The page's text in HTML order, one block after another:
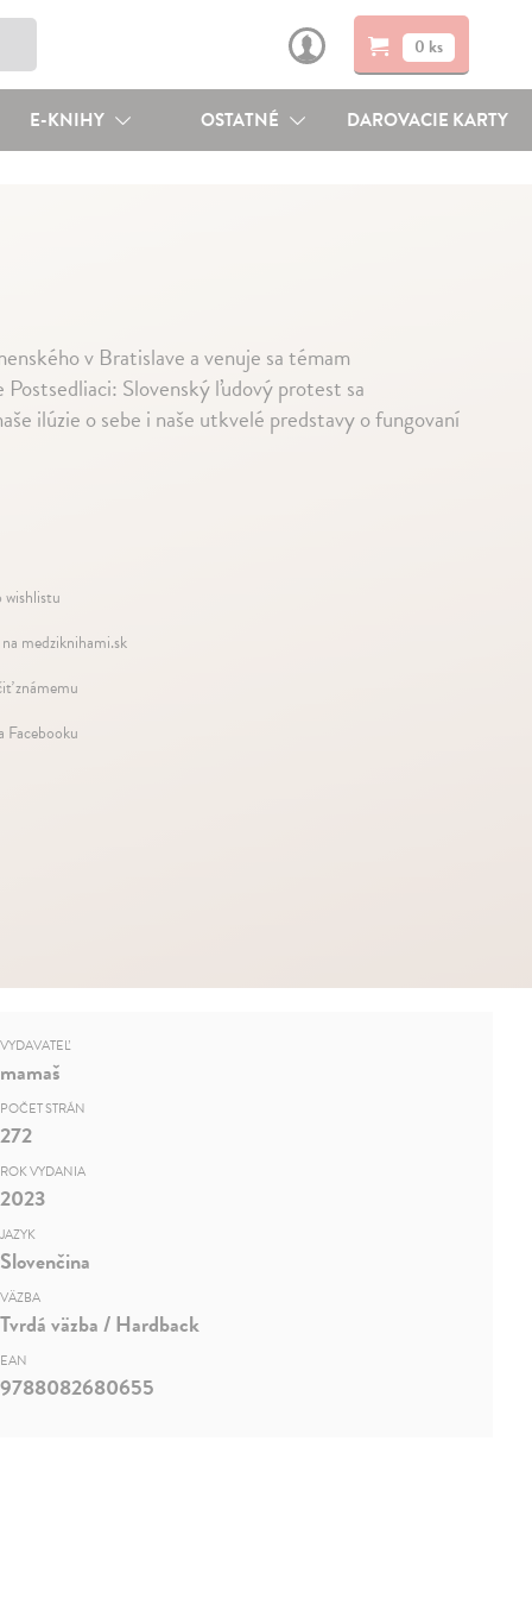
0 ks
E-KNIHY OSTATNÉ DAROVACIE KARTY
v Bratislave a venuje sa témam
Slovenský ľudový protest sa
ilúzie o sebe i naše utkvelé predstavy o fungovaní
medziknihami.sk
známemu
Facebooku
VYDAVATEĽ
mamaš
POČET STRÁN
272
ROK VYDANIA
2023
JAZYK
Slovenčina
VÄZBA
Tvrdá väzba / Hardback
EAN
9788082680655